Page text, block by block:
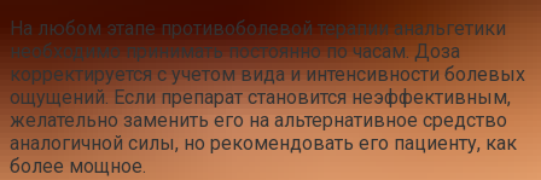
На любом этапе противоболевой терапии анальгетики
необходимо принимать постоянно по часам. Доза
корректируется с учетом вида и интенсивности болевых
ощущений. Если препарат становится неэффективным,
желательно заменить его на альтернативное средство
аналогичной силы, но рекомендовать его пациенту, как
более мощное.